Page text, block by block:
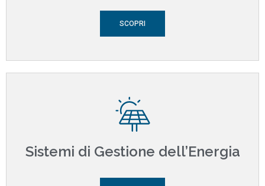
SCOPRI
Sistemi di Gestione dell’Energia